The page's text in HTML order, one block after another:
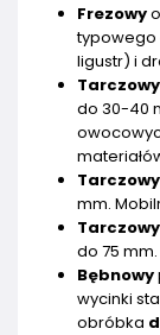
Frezowy
typowego
ligustr) i
Tarczowy
do 30-40
Tarczowy
mm.
Tarczowy
do 75
Bębnowy
wycinki
obróbka